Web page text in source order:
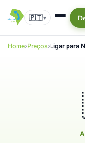
🇵🇹▾
Home Preços Ligar para